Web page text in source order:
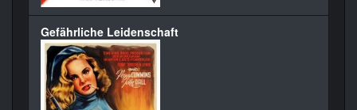
Gefährliche Leidenschaft